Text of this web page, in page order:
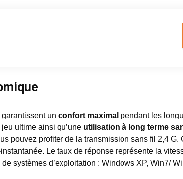
un confort maximal pendant les
ultime ainsi qu’une utilisation à long terme
pouvez profiter de la transmission sans fil 2,4 G.
Le taux de réponse représente la
systèmes d’exploitation : Windows XP, Win7/